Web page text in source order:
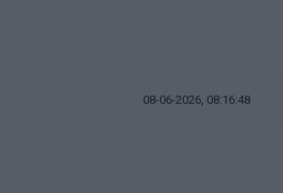
08-06-2026, 08:16:48